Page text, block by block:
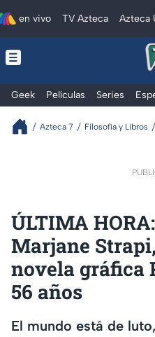
en vivo TV Azteca Azteca
Geek Películas Series
Azteca 7 Filosofía y Libros
ÚLTIMA
Marjane
novela gráfica
56 años
El mundo está de